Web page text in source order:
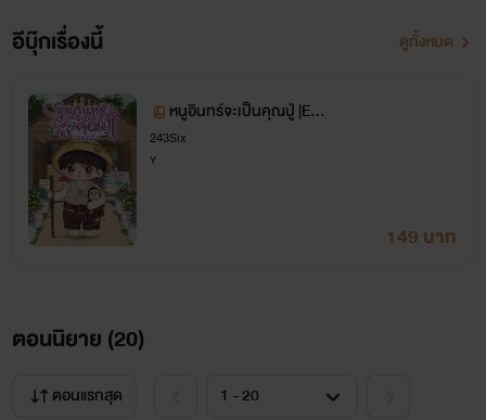
อีบุ๊กเรื่องนี้ ดูทั้งหมด
หนูอินทร์จะเป็นคุณปู่ |EB
OOK|
243Six
Y
149 บาท
ตอนนิยาย (20)
ตอนแรกสุด